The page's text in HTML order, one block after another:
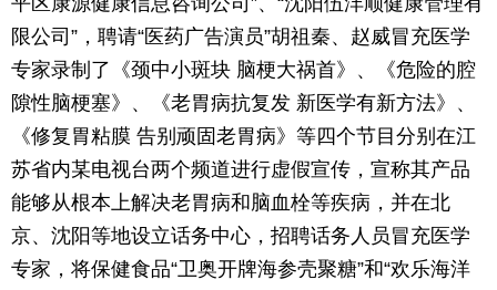
限公司”，聘请“医药广告演员”胡祖秦、赵威冒充医学
专家录制了《颈中小斑块 脑梗大祸首》、《危险的腔
隙性脑梗塞》、《老胃病抗复发 新医学有新方法》、
《修复胃粘膜 告别顽固老胃病》等四个节目分别在江
苏省内某电视台两个频道进行虚假宣传，宣称其产品
能够从根本上解决老胃病和脑血栓等疾病，并在北
京、沈阳等地设立话务中心，招聘话务人员冒充医学
专家，将保健食品“卫奥开牌海参壳聚糖”和“欢乐海洋